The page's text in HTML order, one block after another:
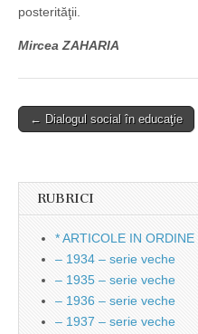
posterităţii.
Mircea ZAHARIA
Post
← Dialogul social în educaţie
RUBRICI
* ARTICOLE IN
– 1934 – serie veche
– 1935 – serie veche
– 1936 – serie veche
– 1937 – serie veche